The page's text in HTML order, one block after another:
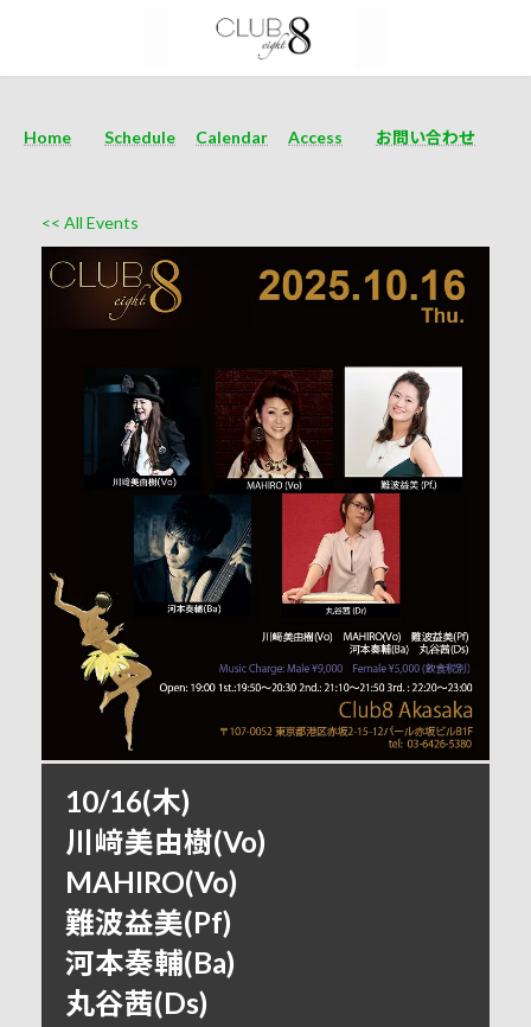
Home Schedule Calendar Access お問い合わせ
<< All Events
10/16(木)
川﨑美由樹(Vo)
MAHIRO(Vo)
難波益美(Pf)
河本奏輔(Ba)
丸谷茜(Ds)